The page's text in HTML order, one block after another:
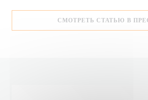
СМОТРЕТЬ СТАТЬЮ В